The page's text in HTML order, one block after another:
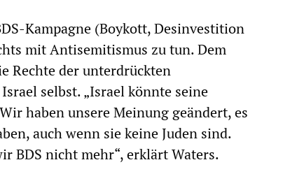
Kampagne (Boykott, Desinvestition
mit Antisemitismus zu tun. Dem
Rechte der unterdrückten
selbst. „Israel könnte seine
haben unsere Meinung geändert, es
auch wenn sie keine Juden sind.
BDS nicht mehr“, erklärt Waters.